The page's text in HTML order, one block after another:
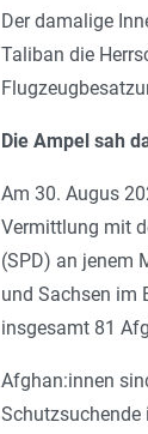
Der damalige
Taliban die
Die Ampel sah
Am 30. Augus
Vermittlung mit
(SPD) an jenem
und Sachsen im
insgesamt 81
Af­gha­n:in­nen
Schutzsuchende